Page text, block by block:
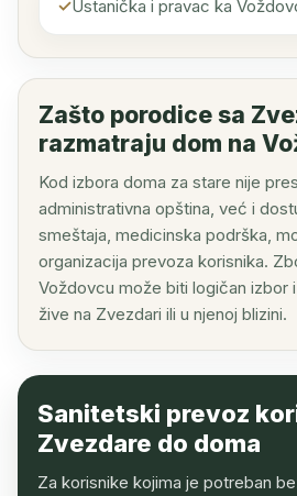
Ustanička i pravac ka
Zašto porodice sa
razmatraju dom na
Kod izbora doma za stare nije
administrativna opština, već i
smeštaja, medicinska podrška,
organizacija prevoza korisnika.
Voždovcu može biti logičan izbor
žive na Zvezdari ili u njenoj blizini.
Sanitetski prevoz
Zvezdare do doma
Za korisnike kojima je potreban